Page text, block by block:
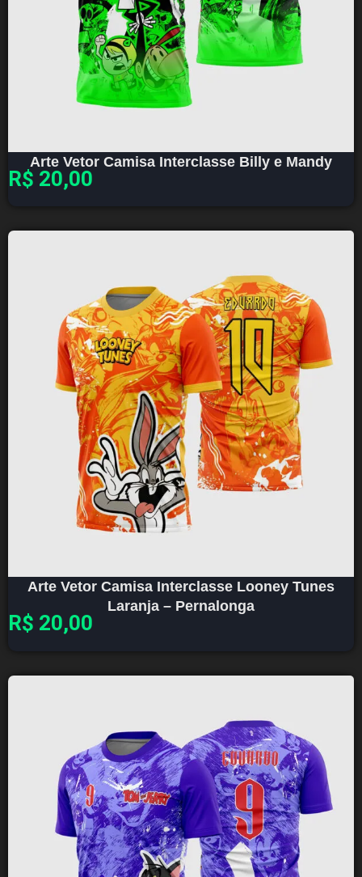
Arte Vetor Camisa Interclasse Billy e Mandy
R$ 20,00
Arte Vetor Camisa Interclasse Looney Tunes
Laranja – Pernalonga
R$ 20,00